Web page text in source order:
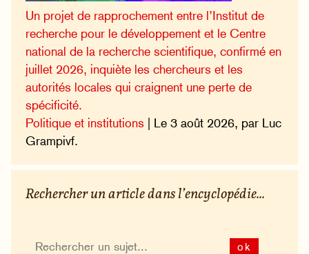
Un projet de rapprochement entre l’Institut de
recherche pour le développement et le Centre
national de la recherche scientifique, confirmé en
juillet 2026, inquiète les chercheurs et les
autorités locales qui craignent une perte de
spécificité.
Politique et institutions | Le 3 août 2026, par Luc
Grampivf.
Rechercher un article dans l’encyclopédie...
ok